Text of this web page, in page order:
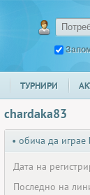
ТУРНИРИ
chardaka83
• обича да играе
Дата на
Последно на